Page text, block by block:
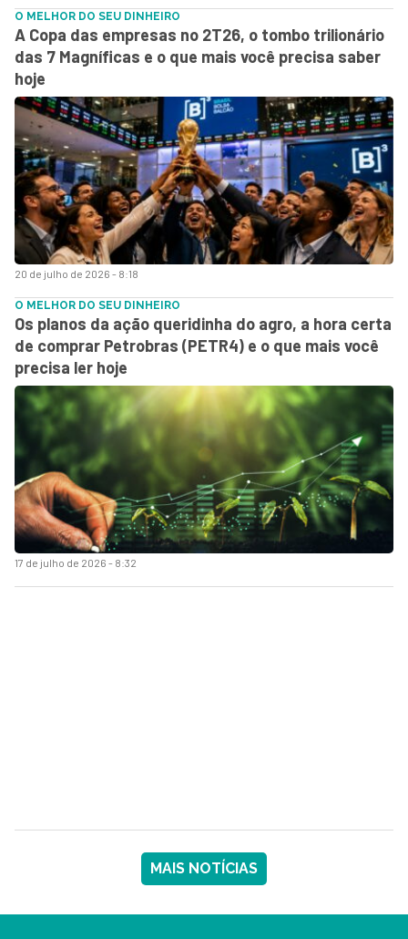
20 de julho de 2026 - 8:18
O MELHOR DO SEU DINHEIRO
A Copa das empresas no 2T26, o tombo trilionário
das 7 Magníficas e o que mais você precisa saber
hoje
17 de julho de 2026 - 8:32
O MELHOR DO SEU DINHEIRO
Os planos da ação queridinha do agro, a hora certa
de comprar Petrobras (PETR4) e o que mais você
precisa ler hoje
MAIS NOTÍCIAS